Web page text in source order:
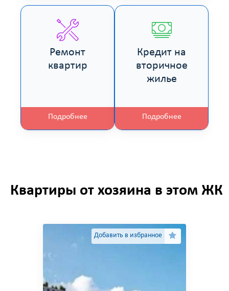
Ремонт
квартир
Подробнее
Кредит на
вторичное
жилье
Подробнее
Квартиры от хозяина в этом ЖК
Добавить в избранное